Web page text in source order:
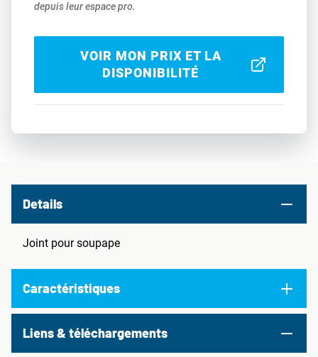
depuis leur espace pro.
VOIR MON PRIX ET LA
DISPONIBILITÉ
Details
Joint pour soupape
Caractéristiques
Liens & téléchargements